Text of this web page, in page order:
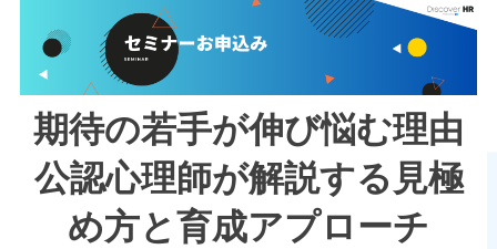
期待の若手が伸び悩む理由
公認心理師が解説する見極
め方と育成アプローチ